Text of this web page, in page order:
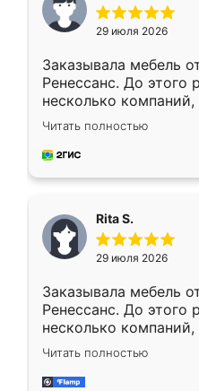
29 июля 2026
Заказывала мебель
Ренессанс. До этого
несколько
эту. Сначала
приехал замерщик,
и снял размеры.
каких-либо
довольна, все
Читать полностью
Rita S.
29 июля 2026
Заказывала мебель
Ренессанс. До этого
несколько
эту. Сначала
приехал замерщик,
и снял размеры.
Читать полностью